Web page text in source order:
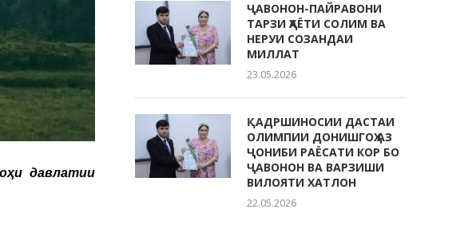
давлатии
ҶАВОНОН-ПАЙРАВОНИ
ТАРЗИ ҲАЁТИ СОЛИМ ВА
НЕРУИ СОЗАНДАИ
МИЛЛАТ
23.05.2026
ҚАДРШИНОСИИ ДАСТАИ
ОЛИМПИИ ДОНИШГОҲ АЗ
ҶОНИБИ РАЁСАТИ КОР БО
ҶАВОНОН ВА ВАРЗИШИ
ВИЛОЯТИ ХАТЛОН
22.05.2026